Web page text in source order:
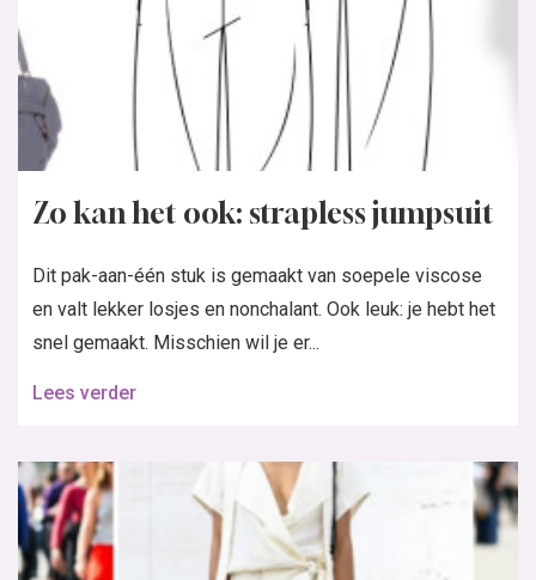
Zo kan het ook: strapless jumpsuit
Dit pak-aan-één stuk is gemaakt van soepele viscose
en valt lekker losjes en nonchalant. Ook leuk: je hebt het
snel gemaakt. Misschien wil je er...
Lees verder